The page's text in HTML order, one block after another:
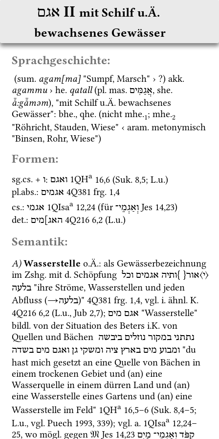
אגם ‎ II mit Schilf u.Ä.
bewachsenes Gewässer
Sprachgeschichte:
(sum. agam[ma] "Sumpf, Marsch" › ?) akk.
agammu › he. qatall (pl. mas. אֲגַמִּים, she.
å̄:gå̄məm), "mit Schilf u.Ä. bewachsenes
Gewässer": bhe., qhe. (nicht mhe.1; mhe.2
"Röhricht, Stauden, Wiese" ‹ aram. metonymisch
"Binsen, Rohr, Wiese")
Formen:
sg.cs. + ו: ואגם 1QHa 16,6 (Suk. 8,5; L.u.)
pl.abs.: אגמים 4Q381 frg. 1,4
cs.: אגמי 1QIsaa 12,24 (für וְאַגְמֵי־ Jes 14,23)
det.: האג]מים 4Q216 6,2 (L.u.)
Semantik:
A)Wasserstelle o.Ä.: als Gewässerbezeichnung
im Zshg. mit d. Schöpfung 〈י〉אור{ }ותיה אגמים וכל
בלעה "ihre Ströme, Wasserstellen und jeden
Abfluss (→בלעה)" 4Q381 frg. 1,4, vgl. i. ähnl. K.
4Q216 6,2 (L.u., Jub 2,7); אגם מים
bildl. von der Situation des Beters i.K. von
Quellen und Bächen
נתתני במקור נוזלים ביבשה
ומבוע מים בארץ ציה ומשקי גן ואגם מים בשדה
"du
hast mich gesetzt an eine Quelle von Bächen in
einem trockenen Gebiet und (an) eine
Wasserquelle in einem dürren Land und (an)
eine Wasserstelle eines Gartens und (an) eine
Wasserstelle im Feld" 1QHa 16,5–6 (Suk. 8,4–5
L.u., vgl. Puech 1993, 339); vgl. a. 1QIsaa 12,24–
25, wo mögl. gegen 𝔐 Jes 14,23 קִפֹּד וְאַגְמֵי־ מָיִם